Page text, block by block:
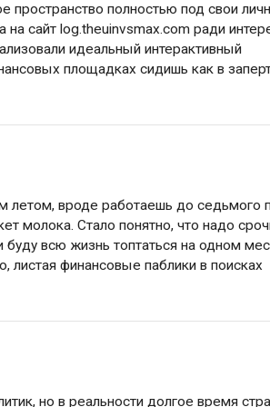
пространство полностью под свои
сайт log.theuinvsmax.com ради
идеальный интерактивный
площадках сидишь как в
вроде работаешь до седьмого
молока. Стало понятно, что надо
всю жизнь топтаться на одном
листая финансовые паблики в поисках
но в реальности долгое время